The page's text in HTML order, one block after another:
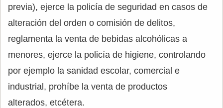
previa), ejerce la policía de seguridad en casos de
alteración del orden o comisión de delitos,
reglamenta la venta de bebidas alcohólicas a
menores, ejerce la policía de higiene, controlando
por ejemplo la sanidad escolar, comercial e
industrial, prohíbe la venta de productos
alterados, etcétera.